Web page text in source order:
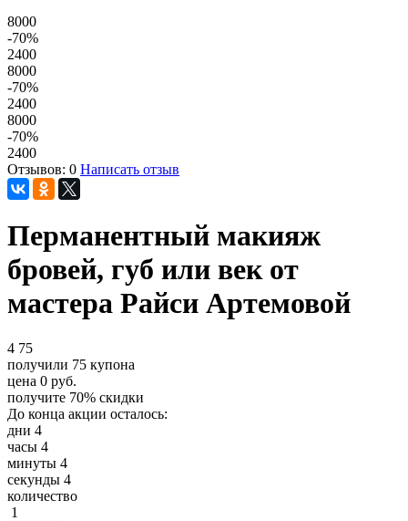
8000
-70%
2400
8000
-70%
2400
8000
-70%
2400
Отзывов: 0 Написать отзыв
Перманентный макияж
бровей, губ или век от
мастера Райси Артемовой
4 75
получили 75 купона
цена 0 руб.
получите 70% скидки
До конца акции осталось:
дни 4
часы 4
минуты 4
секунды 4
количество
1